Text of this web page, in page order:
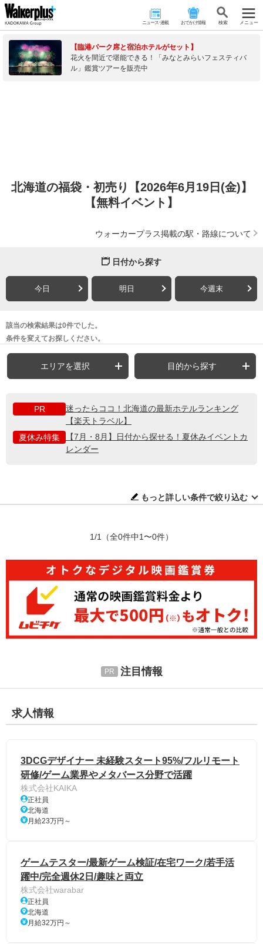
ニュース･連載 おでかけ情報 検 索 メニュー
【臨港パーク席と宿泊ホテルがセット】
花火を間近で堪能できる！「みなとみらいフェスティバ
ル」鑑賞ツアーを販売中
北海道の福袋・初売り【2026年6月19日(金)】
【無料イベント】
ウォーカープラス掲載の駅・路線について
日付から探す
今日 明日 今週末
該当の検索結果は0件でした。
条件を変えてお探しください。
エリアを選択 目的から探す
PR
迷ったらココ！北海道の最新ホテルランキング
【楽天トラベル】
夏休み特集
【7月・8月】日付から探せる！夏休みイベントカ
レンダー
もっと詳しい条件で絞り込む
1/1 （全0件中1〜0件）
注目情報
求人情報
3DCGデザイナー 未経験スタート95%/フルリモート
研修/ゲーム業界やメタバース分野で活躍
株式会社KAIKA
正社員
北海道
月給23万円～
ゲームテスター/最新ゲーム検証/在宅ワーク/若手活
躍中/完全週休2日/趣味と両立
株式会社warabar
正社員
北海道
月給32万円～